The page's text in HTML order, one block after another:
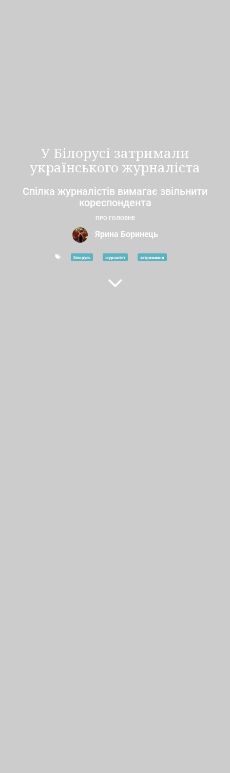
У Білорусі затримали
українського журналіста
Спілка журналістів вимагає звільнити
кореспондента
ПРО ГОЛОВНЕ
Ярина Боринець
Білорусь журналіст затримання